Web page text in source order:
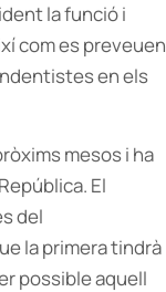
la funció i
com es preveuen
en els
mesos i ha
El
del
la primera tindrà
possible aquell